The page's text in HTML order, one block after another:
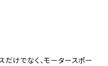
だけでなく、モータースポー